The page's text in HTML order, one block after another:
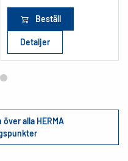
Beställ
Detaljer
alla HERMA